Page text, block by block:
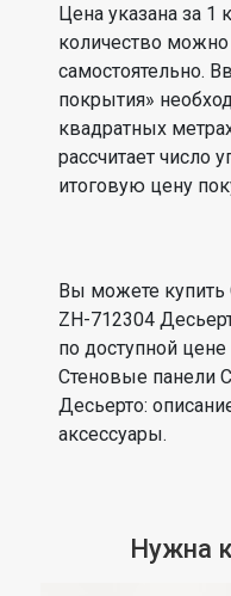
Цена указана за 1
количество можно
самостоятельно.
покрытия»
квадратных
рассчитает число
итоговую цену
Вы можете купить
ZH-712304
по доступной
Стеновые панели
Десьерто:
аксессуары.
Нужна